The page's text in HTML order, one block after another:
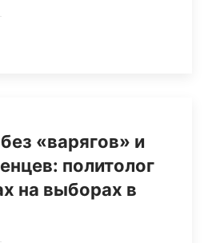
«варягов» и
политолог
на выборах в